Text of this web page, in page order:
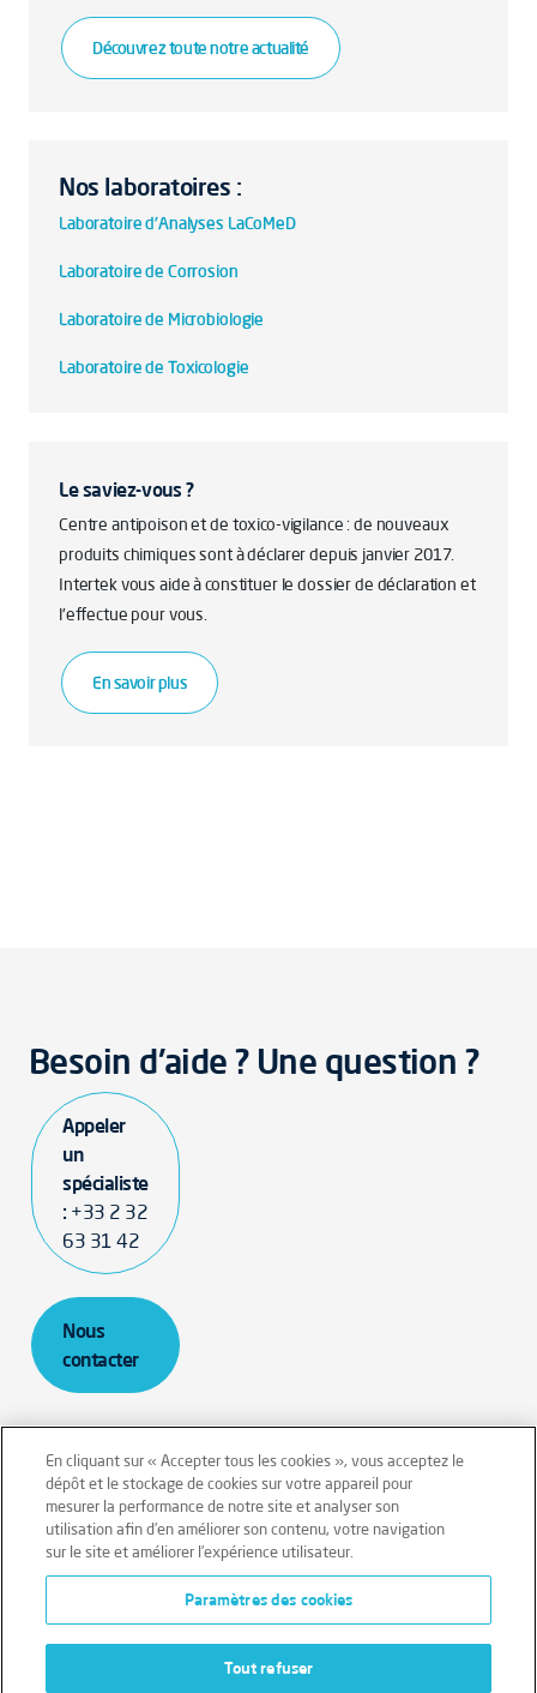
Découvrez toute notre actualité
Nos laboratoires :
Laboratoire d'Analyses LaCoMeD
Laboratoire de Corrosion
Laboratoire de Microbiologie
Laboratoire de Toxicologie
Le saviez-vous ?
Centre antipoison et de toxico-vigilance : de nouveaux
produits chimiques sont à déclarer depuis janvier 2017.
Intertek vous aide à constituer le dossier de déclaration et
l'effectue pour vous.
En savoir plus
Besoin d'aide ? Une question ?
Appeler
un
spécialiste
: +33 2 32
63 31 42
Nous
contacter
Mentions légales
Conditions générales
Données personnelles
Données personnelles – Volontaires
Cookies
En cliquant sur « Accepter tous les cookies », vous acceptez le
dépôt et le stockage de cookies sur votre appareil pour
mesurer la performance de notre site et analyser son
utilisation afin d’en améliorer son contenu, votre navigation
sur le site et améliorer l’expérience utilisateur.
Paramètres des cookies
Tout refuser